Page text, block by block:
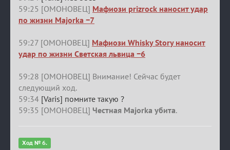
59:25 [ОМОНОВЕЦ] Мафиози prizrock наносит удар
по жизни Majorka −7
59:27 [ОМОНОВЕЦ] Мафиози Whisky Story наносит
удар по жизни Светская львица −6
59:28 [ОМОНОВЕЦ] Внимание! Сейчас будет
следующий ход.
59:34 [Varis] помните такую ?
59:35 [ОМОНОВЕЦ] Честная Majorka убита.
Ход № 6.